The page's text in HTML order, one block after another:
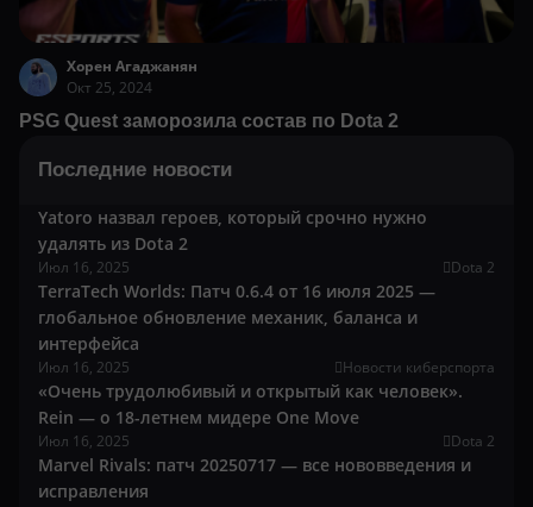
Хорен Агаджанян
Окт 25, 2024
PSG Quest заморозила состав по Dota 2
Последние новости
Yatoro назвал героев, который срочно нужно
удалять из Dota 2
Июл 16, 2025 Dota 2
TerraTech Worlds: Патч 0.6.4 от 16 июля 2025 —
глобальное обновление механик, баланса и
интерфейса
Июл 16, 2025 Новости киберспорта
«Очень трудолюбивый и открытый как человек».
Rein — о 18-летнем мидере One Move
Июл 16, 2025 Dota 2
Marvel Rivals: патч 20250717 — все нововведения и
исправления